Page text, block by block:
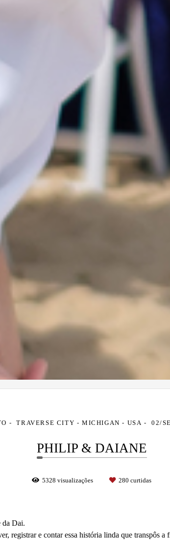
TRAVERSE CITY - MICHIGAN - USA 02/
PHILIP & DAIANE
5328 visualizações 280 curtidas
da Dai.
registrar e contar essa história linda que transpôs a